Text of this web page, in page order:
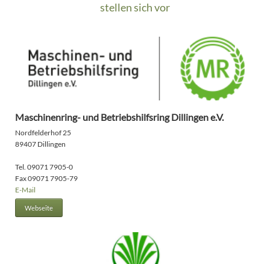
stellen sich vor
Maschinenring- und Betriebshilfsring Dillingen e.V.
Nordfelderhof 25
89407 Dillingen
Tel. 09071 7905-0
Fax 09071 7905-79
E-Mail
Webseite